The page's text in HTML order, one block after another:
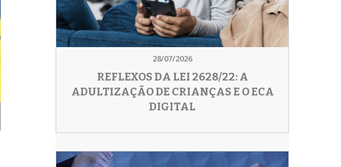
28/07/2026
REFLEXOS DA LEI 2628/22: A
ADULTIZAÇÃO DE CRIANÇAS E O ECA
DIGITAL